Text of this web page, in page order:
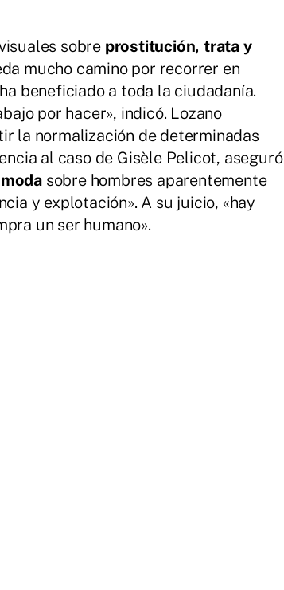
sobre prostitución, trata y
mucho camino por recorrer en
beneficiado a toda la ciudadanía.
por hacer», indicó. Lozano
la normalización de determinadas
al caso de Gisèle Pelicot, aseguró
sobre hombres aparentemente
y explotación». A su juicio, «hay
un ser humano».